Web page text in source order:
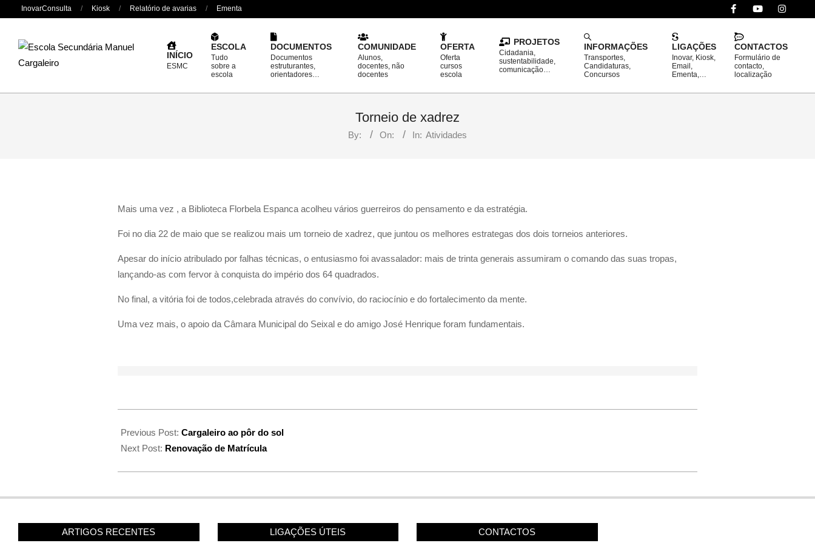
content
InovarConsulta Kiosk Relatório de avarias Ementa
INÍCIO
ESMC
ESCOLA
Tudo
sobre a
escola
DOCUMENTOS
Documentos
estruturantes,
orientadores…
COMUNIDADE
Alunos,
docentes, não
docentes
OFERTA
Oferta
cursos
escola
PROJETOS
Cidadania,
sustentabilidade,
comunicação…
INFORMAÇÕES
Transportes,
Candidaturas,
Concursos
LIGAÇÕES
Inovar, Kiosk,
Email,
Ementa,…
CONTACTOS
Formulário de
contacto,
localização
Torneio de xadrez
By: On: In: Atividades
Mais uma vez , a Biblioteca Florbela Espanca acolheu vários guerreiros do pensamento e da estratégia.
Foi no dia 22 de maio que se realizou mais um torneio de xadrez, que juntou os melhores estrategas dos dois torneios anteriores.
Apesar do início atribulado por falhas técnicas, o entusiasmo foi avassalador: mais de trinta generais assumiram o comando das suas tropas,
lançando-as com fervor à conquista do império dos 64 quadrados.
No final, a vitória foi de todos,celebrada através do convívio, do raciocínio e do fortalecimento da mente.
Uma vez mais, o apoio da Câmara Municipal do Seixal e do amigo José Henrique foram fundamentais.
Previous Post:Cargaleiro ao pôr do sol
Next Post: Renovação de Matrícula
ARTIGOS RECENTES LIGAÇÕES ÚTEIS CONTACTOS